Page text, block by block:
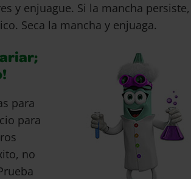
y enjuague. Si la mancha
Seca la mancha y enjuaga.
para
para
no